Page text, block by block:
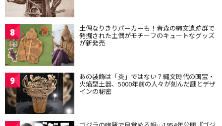
8 土偶なりきりパーカーも！青森の縄文遺跡群で
発掘された土偶がモチーフのキュートなグッズ
が新発売
9 あの装飾は「炎」ではない？縄文時代の国宝・
火焔型土器、5000年前の人々が刻んだ謎とデザ
インの秘密